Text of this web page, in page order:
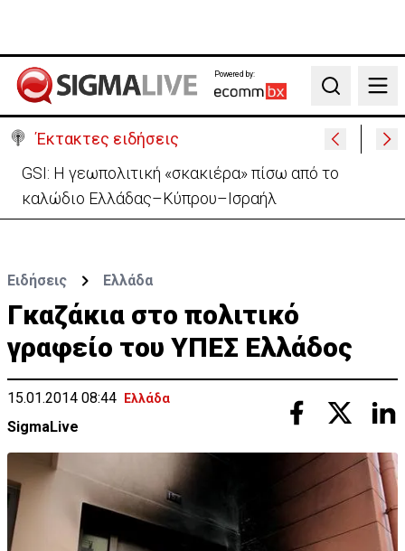
Powered by:
Search
Έκτακτες ειδήσεις
Συντριβή ελικοπτέρου σε βουνοπλαγιά στο Ρίο ντε
Τζανέιρο - 4 νεκροί (BINTEO)
Ειδήσεις Ελλάδα
Γκαζάκια στο πολιτικό
γραφείο του YΠΕΣ Ελλάδος
15.01.2014 08:44 Ελλάδα
SigmaLive